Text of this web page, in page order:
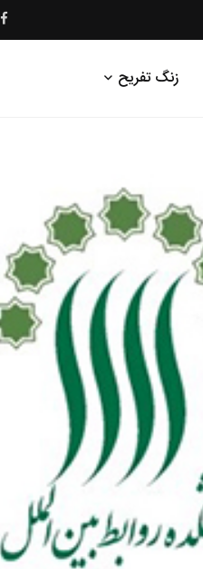
زنگ تفریح